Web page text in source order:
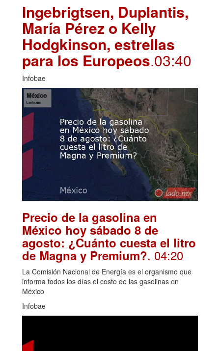
Ingebrigtsen, Duplantis,
María Pérez o Kelly
Hodgkinson, estrellas
para los Europeos.03:40
Infobae
Precio de la gasolina en
México hoy sábado 8 de
agosto: ¿Cuánto cuesta el litro
de Magna y Premium?. 04:20
La Comisión Nacional de Energía es el organismo que
informa todos los días el costo de las gasolinas en
México
Infobae